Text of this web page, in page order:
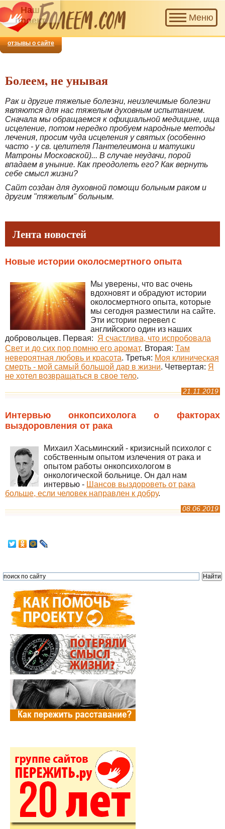
Наш проект приглашает
добровольцев для совместной
помощи тем, кто болеет.
Меню
отзывы о сайте
Болеем, не унывая
Рак и другие тяжелые болезни, неизлечимые болезни
являются для нас тяжелым духовным испытанием.
Сначала мы обращаемся к официальной медицине, ища
исцеление, потом нередко пробуем народные методы
лечения, просим чуда исцеления у святых (особенно
часто - у св. целителя Пантелеимона и матушки
Матроны Московской)... В случае неудачи, порой
впадаем в уныние. Как преодолеть его? Как вернуть
себе смысл жизни?
Сайт создан для духовной помощи больным раком и
другим "тяжелым" больным.
Лента новостей
Новые истории околосмертного опыта
Мы уверены, что вас очень
вдохновят и обрадуют истории
околосмертного опыта, которые
мы сегодня разместили на сайте.
Эти истории перевел с
английского один из наших
добровольцев. Первая: Я счастлива, что испробовала
Свет и до сих пор помню его аромат. Вторая: Там
невероятная любовь и красота. Третья: Моя клиническая
смерть - мой самый большой дар в жизни. Четвертая: Я
не хотел возвращаться в свое тело.
21.11.2019
Интервью онкопсихолога о факторах
выздоровления от рака
Михаил Хасьминский - кризисный психолог с
собственным опытом излечения от рака и
опытом работы онкопсихологом в
онкологической больнице. Он дал нам
интервью - Шансов выздороветь от рака
больше, если человек направлен к добру.
08.06.2019